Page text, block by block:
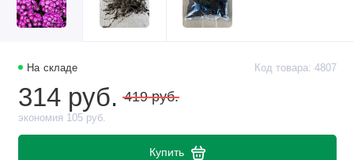
На складе Код товара: 4807
314 руб. 419 руб.
экономия 105 руб.
Купить